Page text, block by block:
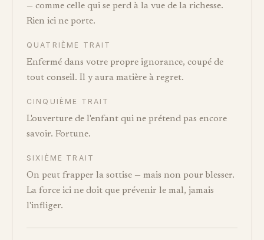
— comme celle qui se perd à la vue de la richesse.
Rien ici ne porte.
QUATRIÈME TRAIT
Enfermé dans votre propre ignorance, coupé de
tout conseil. Il y aura matière à regret.
CINQUIÈME TRAIT
L'ouverture de l'enfant qui ne prétend pas encore
savoir. Fortune.
SIXIÈME TRAIT
On peut frapper la sottise — mais non pour blesser.
La force ici ne doit que prévenir le mal, jamais
l'infliger.